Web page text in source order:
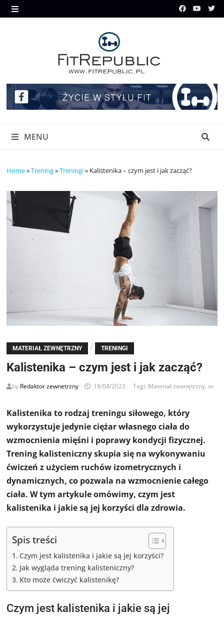
Skip
to
MENU
MENU
Home»Trening»Treningi» Kalistenika – czym jest i jak zacząć?
MATERIAŁ ZEWNĘTRZNY / TRENINGI
Kalistenika – czym jest i jak zacząć?
by Redaktor zewnetrzny 18/04/2023 Tagi: Materiał zewnętrzny,or
Kalistenika to rodzaj treningu siłowego, który
wykorzystuje jedynie ciężar własnego ciała do
wzmocnienia mięśni i poprawy kondycji fizycznej.
Trening kalisteniczny skupia się na wykonywaniu
ćwiczeń z użyciem ruchów izometrycznych i
dynamicznych, co pozwala na wzmocnienie całego
ciała. W tym artykule omówimy, czym jest
kalistenika i jakie są jej korzyści dla zdrowia.
Spis treści
Czym jest kalistenika i jakie są jej korzyści?
Jak wygląda trening kalisteniczny?
Kto może ćwiczyć kalistenikę?
Czym jest kalistenika i jakie są jej